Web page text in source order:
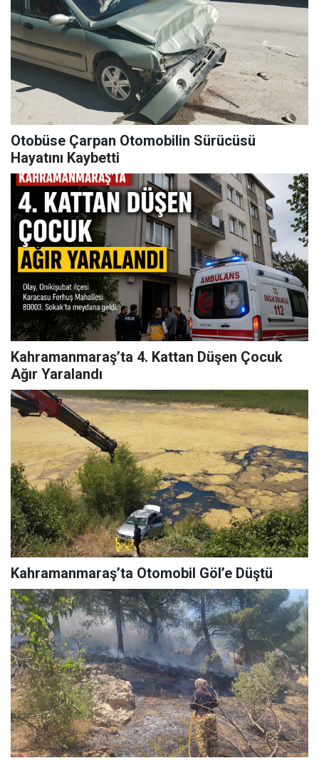
Otobüse Çarpan Otomobilin Sürücüsü
Hayatını Kaybetti
Kahramanmaraş’ta 4. Kattan Düşen Çocuk
Ağır Yaralandı
Kahramanmaraş’ta Otomobil Göl’e Düştü